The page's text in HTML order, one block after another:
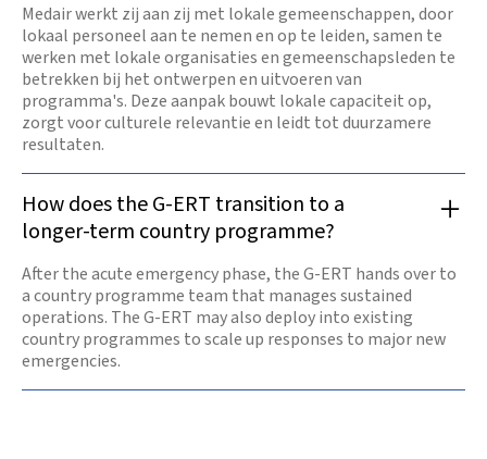
Medair werkt zij aan zij met lokale gemeenschappen, door
lokaal personeel aan te nemen en op te leiden, samen te
werken met lokale organisaties en gemeenschapsleden te
betrekken bij het ontwerpen en uitvoeren van
programma's. Deze aanpak bouwt lokale capaciteit op,
zorgt voor culturele relevantie en leidt tot duurzamere
resultaten.
How does the G-ERT transition to a
longer-term country programme?
After the acute emergency phase, the G-ERT hands over to
a country programme team that manages sustained
operations. The G-ERT may also deploy into existing
country programmes to scale up responses to major new
emergencies.